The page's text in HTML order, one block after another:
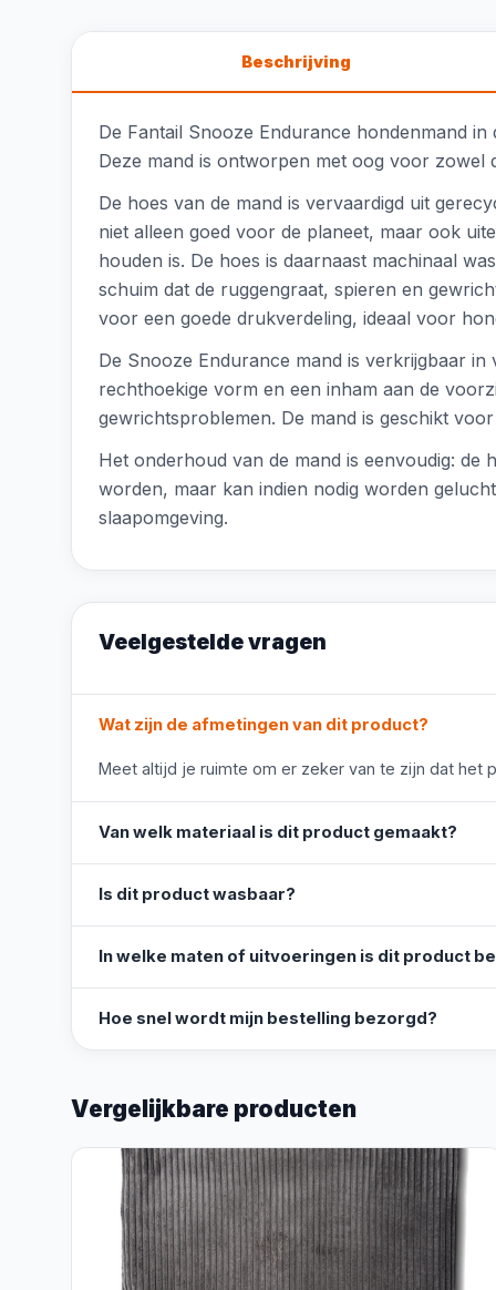
Beschrijving
De Fantail Snooze Endurance hondenmand
Deze mand is ontworpen met oog voor
De hoes van de mand is vervaardigd uit
niet alleen goed voor de planeet, maar ook
houden is. De hoes is daarnaast machinaal
schuim dat de ruggengraat, spieren en
voor een goede drukverdeling, ideaal voor
De Snooze Endurance mand is verkrijgbaar
rechthoekige vorm en een inham aan de
gewrichtsproblemen. De mand is geschikt
Het onderhoud van de mand is eenvoudig: de
worden, maar kan indien nodig worden
slaapomgeving.
Veelgestelde vragen
Wat zijn de afmetingen van dit product?
Meet altijd je ruimte om er zeker van te zijn dat het
Van welk materiaal is dit product gemaakt?
Is dit product wasbaar?
In welke maten of uitvoeringen is dit product
Hoe snel wordt mijn bestelling bezorgd?
Vergelijkbare producten